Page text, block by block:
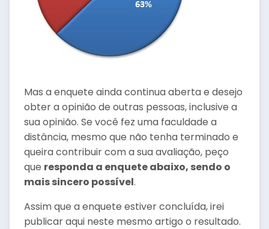
Mas a enquete ainda continua aberta e desejo
obter a opinião de outras pessoas, inclusive a
sua opinião. Se você fez uma faculdade a
distância, mesmo que não tenha terminado e
queira contribuir com a sua avaliação, peço
que responda a enquete abaixo, sendo o
mais sincero possível.
Assim que a enquete estiver concluída, irei
publicar aqui neste mesmo artigo o resultado.